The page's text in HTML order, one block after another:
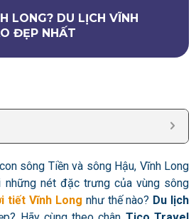
LONG? DU LỊCH VĨNH
ĐẸP NHẤT
sông Tiền và sông Hậu, Vĩnh Long
những nét đặc trưng của vùng sông
tiết Vĩnh Long như thế nào? Du lịch